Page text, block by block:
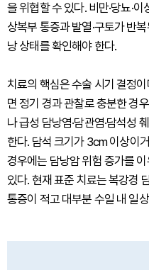
을 위협할 수 있다. 비만·당뇨·
상복부 통증과 발열·구토가 반
낭 상태를 확인해야 한다.
치료의 핵심은 수술 시기 결정
면 정기 경과 관찰로 충분한 경
나 급성 담낭염·담관염·담석성
한다. 담석 크기가 3cm 이상이
경우에는 담낭암 위험 증가를
있다. 현재 표준 치료는 복강경
통증이 적고 대부분 수일 내 일